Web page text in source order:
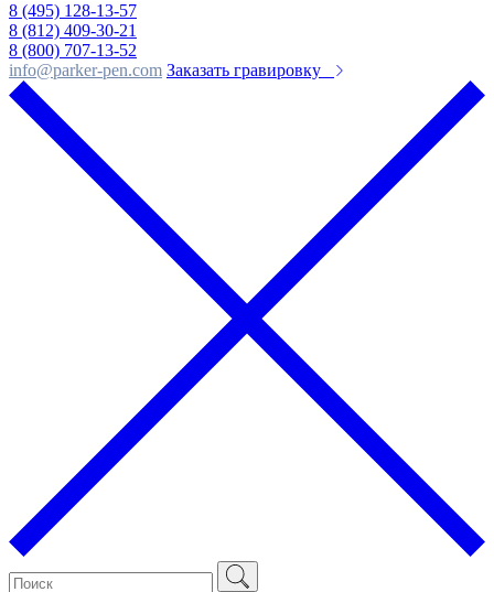
8 (495) 128-13-57
8 (812) 409-30-21
8 (800) 707-13-52
info@parker-pen.com Заказать гравировку